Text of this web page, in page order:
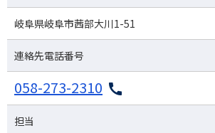
岐阜県岐阜市茜部大川1-51
連絡先電話番号
058-273-2310
担当